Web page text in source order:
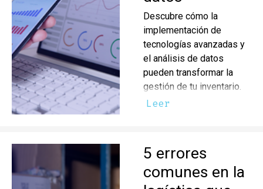
Descubre cómo la
implementación de
tecnologías avanzadas y
el análisis de datos
pueden transformar la
gestión de tu inventario.
Leer
5 errores
comunes en la